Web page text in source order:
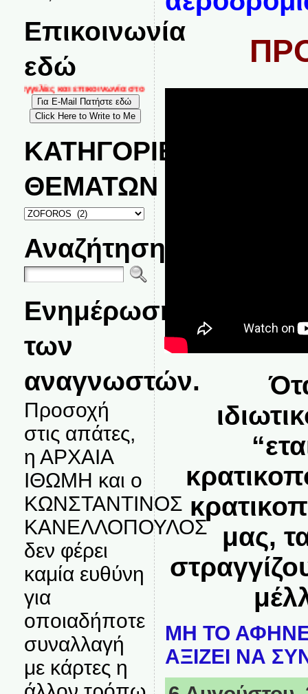
Επικοινωνία
εδώ
και επικοινωνία στο
ΚΑΤΗΓΟΡΙΕΣ
ΘΕΜΑΤΩΝ
ΚΑΤΗΓΟΡΙΕΣ
ΘΕΜΑΤΩΝ
Αναζήτηση
Ενημέρωση
των
αναγνωστών.
Προσοχή
στις απάτες,
η ΑΡΧΑΙΑ
ΙΘΩΜΗ και ο
ΚΩΝΣΤΑΝΤΙΝΟΣ
ΚΑΝΕΛΛΟΠΟΥΛΟΣ
δεν φέρει
καμία ευθύνη
για
οποιαδήποτε
συναλλαγή
με κάρτες η
μας,
ΜΗ ΤΟ
ΑΞΙΖΕΙ ΝΑ